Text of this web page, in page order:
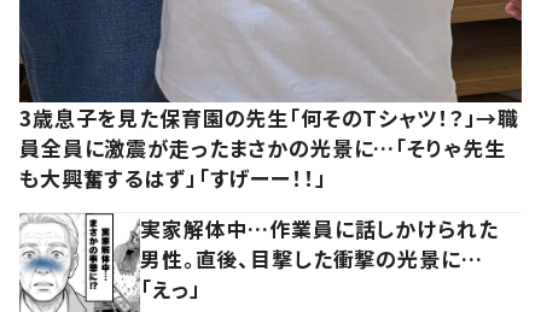
3歳息子を見た保育園の先生「何そのTシャツ！？」→職
員全員に激震が走ったまさかの光景に…「そりゃ先生
も大興奮するはず」「すげーー！！」
実家解体中…作業員に話しかけられた
男性。直後、目撃した衝撃の光景に…
「えっ」